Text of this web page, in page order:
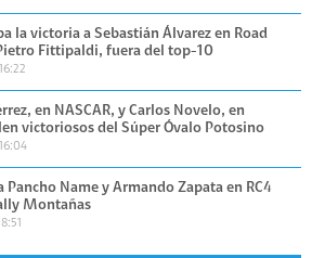
la victoria a Sebastián Álvarez en Road
Fittipaldi, fuera del top-10
en NASCAR, y Carlos Novelo, en
victoriosos del Súper Óvalo Potosino
Pancho Name y Armando Zapata en RC4
Montañas